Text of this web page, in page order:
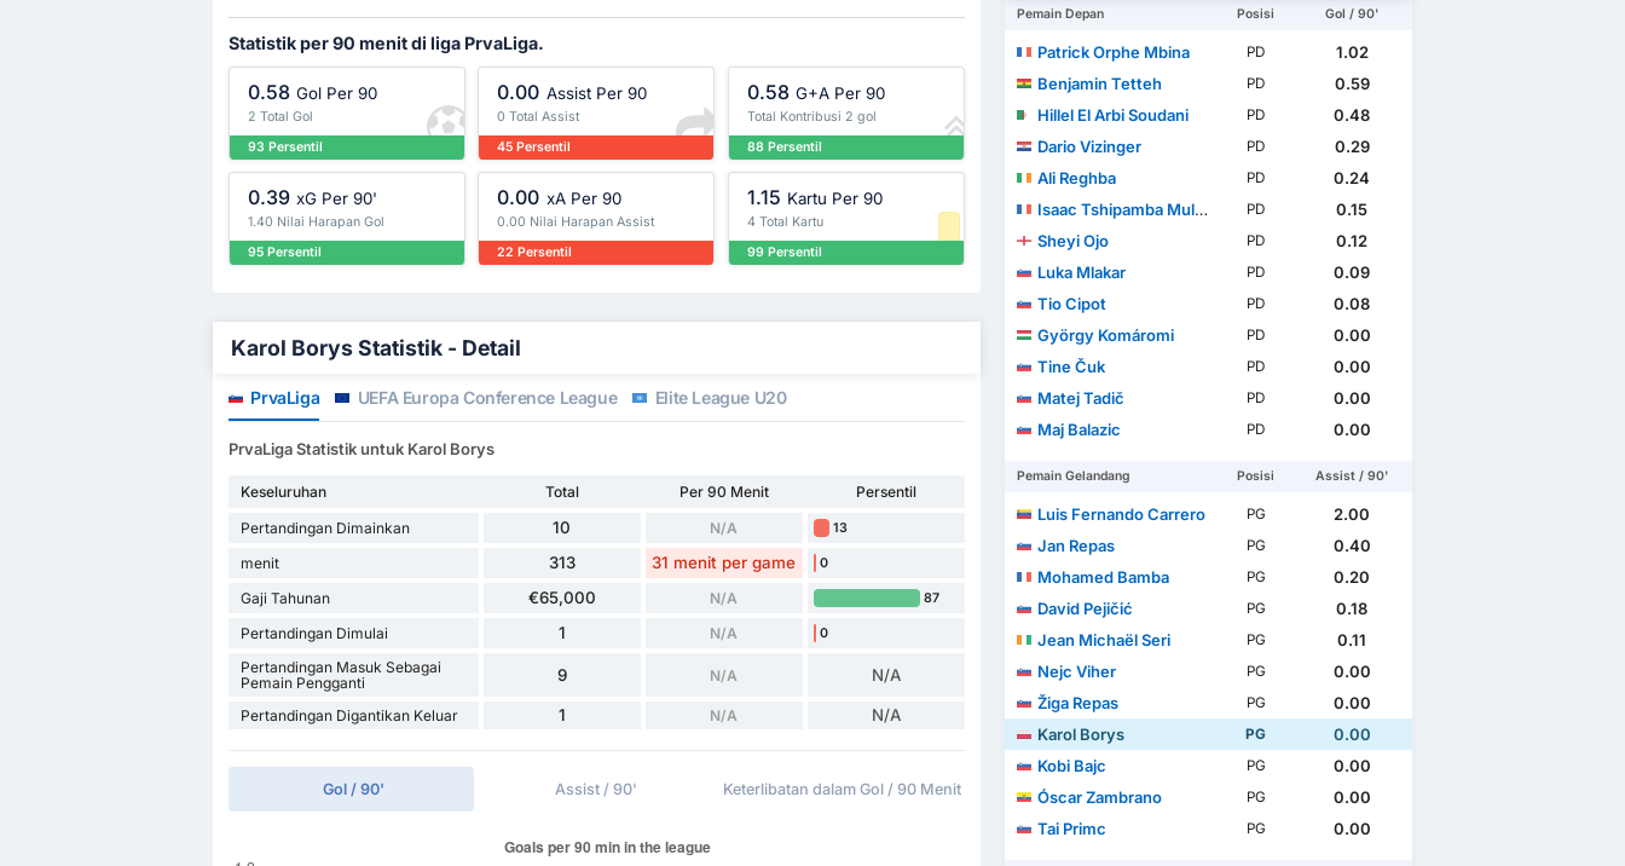
Statistik per 90 menit di liga PrvaLiga.
0.58 Gol Per 90
2 Total Gol
93 Persentil
0.00 Assist Per 90
0 Total Assist
45 Persentil
0.58 G+A Per 90
Total Kontribusi 2 gol
88 Persentil
0.39 xG Per 90'
1.40 Nilai Harapan Gol
95 Persentil
0.00 xA Per 90
0.00 Nilai Harapan Assist
22 Persentil
1.15 Kartu Per 90
4 Total Kartu
99 Persentil
Karol Borys Statistik - Detail
PrvaLiga UEFA Europa Conference League Elite League U20
PrvaLiga Statistik untuk Karol Borys
Keseluruhan Total Per 90 Menit
Persentil
Pertandingan Dimainkan
10 N/A 13
menit 313 31 menit per game 0
Gaji Tahunan €65,000 N/A 87
Pertandingan Dimulai 1 N/A 0
Pertandingan Masuk Sebagai
Pemain Pengganti
9 N/A N/A
Pertandingan Digantikan Keluar 1 N/A N/A
Gol / 90' Assist / 90' Keterlibatan dalam Gol / 90 Menit
Pemain Depan Posisi Gol / 90'
Patrick Orphe Mbina PD
1.02
Benjamin Tetteh
PD
0.59
Hillel El Arbi Soudani
PD
0.48
Dario Vizinger
PD
0.29
Ali Reghba
PD
0.24
Isaac Tshipamba Mulowati
PD
0.15
Sheyi Ojo
PD
0.12
Luka Mlakar
PD
0.09
Tio Cipot
PD
0.08
György Komáromi
PD
0.00
Tine Čuk
PD
0.00
Matej Tadič
PD
0.00
Maj Balazic
PD 0.00
Pemain Gelandang Posisi Assist / 90'
Luis Fernando Carrero PG
2.00
Jan Repas
PG
0.40
Mohamed Bamba
PG
0.20
David Pejičić
PG
0.18
Jean Michaël Seri
PG
0.11
Nejc Viher
PG
0.00
Žiga Repas
PG
0.00
Karol Borys
PG
0.00
Kobi Bajc
PG
0.00
Óscar Zambrano
PG
0.00
Tai Primc
PG 0.00